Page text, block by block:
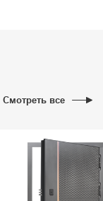
Смотреть все